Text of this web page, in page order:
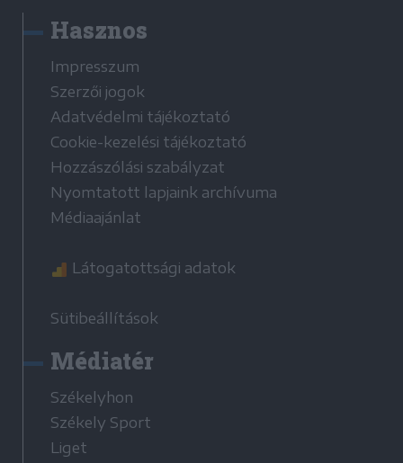
Hasznos
Impresszum
Szerzői jogok
Adatvédelmi tájékoztató
Cookie-kezelési tájékoztató
Hozzászólási szabályzat
Nyomtatott lapjaink archívuma
Médiaajánlat
Látogatottsági adatok
Sütibeállítások
Médiatér
Székelyhon
Székely Sport
Liget